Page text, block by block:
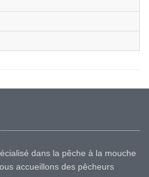
dans la pêche à la mouche
accueillons des pêcheurs